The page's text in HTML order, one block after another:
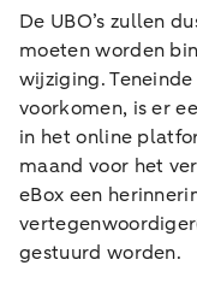
De UBO’s zullen
moeten worden
wijziging.
voorkomen, is er
in het online
maand voor het
eBox een
gestuurd worden.